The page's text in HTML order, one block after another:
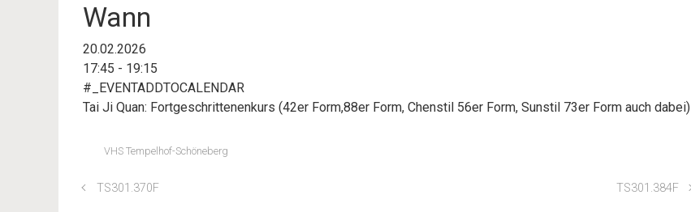
Wann
20.02.2026
17:45 - 19:15
#_EVENTADDTOCALENDAR
Tai Ji Quan: Fortgeschrittenenkurs (42er Form,88er Form, Chenstil 56er Form, Sunstil 73er Form auch dabei)
VHS Tempelhof-Schöneberg
TS301.370F TS301.384F